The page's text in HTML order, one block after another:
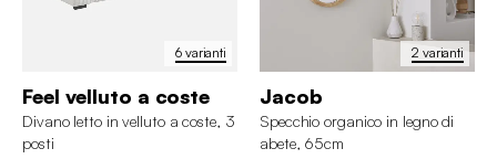
6 varianti
Feel velluto a coste
Divano letto in velluto a coste, 3
posti
2 varianti
Jacob
Specchio organico in legno di
abete, 65cm